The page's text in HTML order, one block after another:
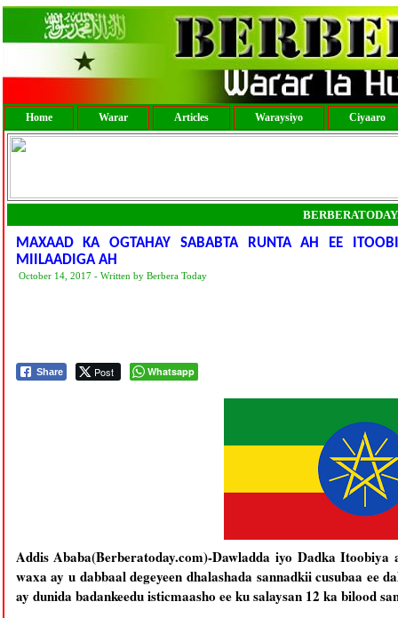
Home Warar Articles Waraysiyo Ciyaaro
MAXAAD KA OGTAHAY SABABTA RUNTA AH EE
MIILAADIGA AH
October 14, 2017 - Written by Berbera Today
Share Post Whatsapp
Addis Ababa(Berberatoday.com)-Dawladda iyo Dadka Itoobiya
waxa ay u dabbaal degeyeen dhalashada sannadkii cusubaa
ay dunida badankeedu isticmaasho ee ku salaysan 12 ka bilood